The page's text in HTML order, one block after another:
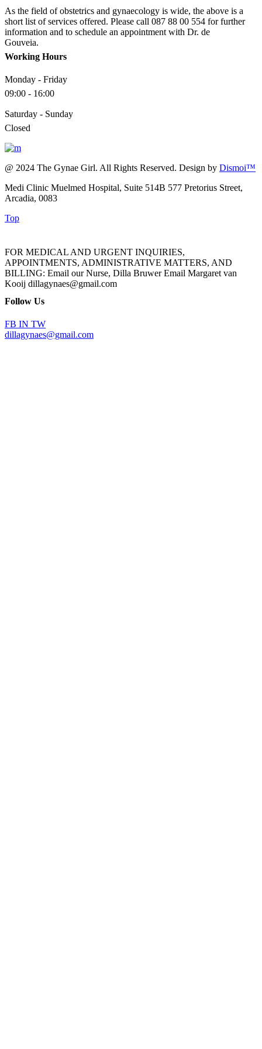
As the field of obstetrics and gynaecology is wide, the above is a
short list of services offered. Please call 087 88 00 554 for further
information and to schedule an appointment with Dr. de
Gouveia.
Working Hours
Monday - Friday
09:00 - 16:00
Saturday - Sunday
Closed
@ 2024 The Gynae Girl. All Rights Reserved. Design by Dismoi™
Medi Clinic Muelmed Hospital, Suite 514B 577 Pretorius Street,
Arcadia, 0083
Top
FOR MEDICAL AND URGENT INQUIRIES,
APPOINTMENTS, ADMINISTRATIVE MATTERS, AND
BILLING: Email our Nurse, Dilla Bruwer Email Margaret van
Kooij dillagynaes@gmail.com
Follow Us
FB IN TW
dillagynaes@gmail.com